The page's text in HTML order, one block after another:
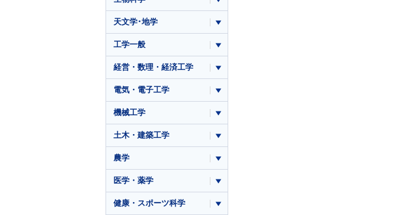
天文学･地学
工学一般
経営・数理・経済工学
電気・電子工学
機械工学
土木・建築工学
農学
医学・薬学
健康・スポーツ科学